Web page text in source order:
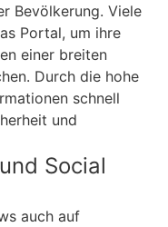
Bevölkerung. Viele
Portal, um ihre
einer breiten
Durch die hohe
schnell
und
Social
auch auf